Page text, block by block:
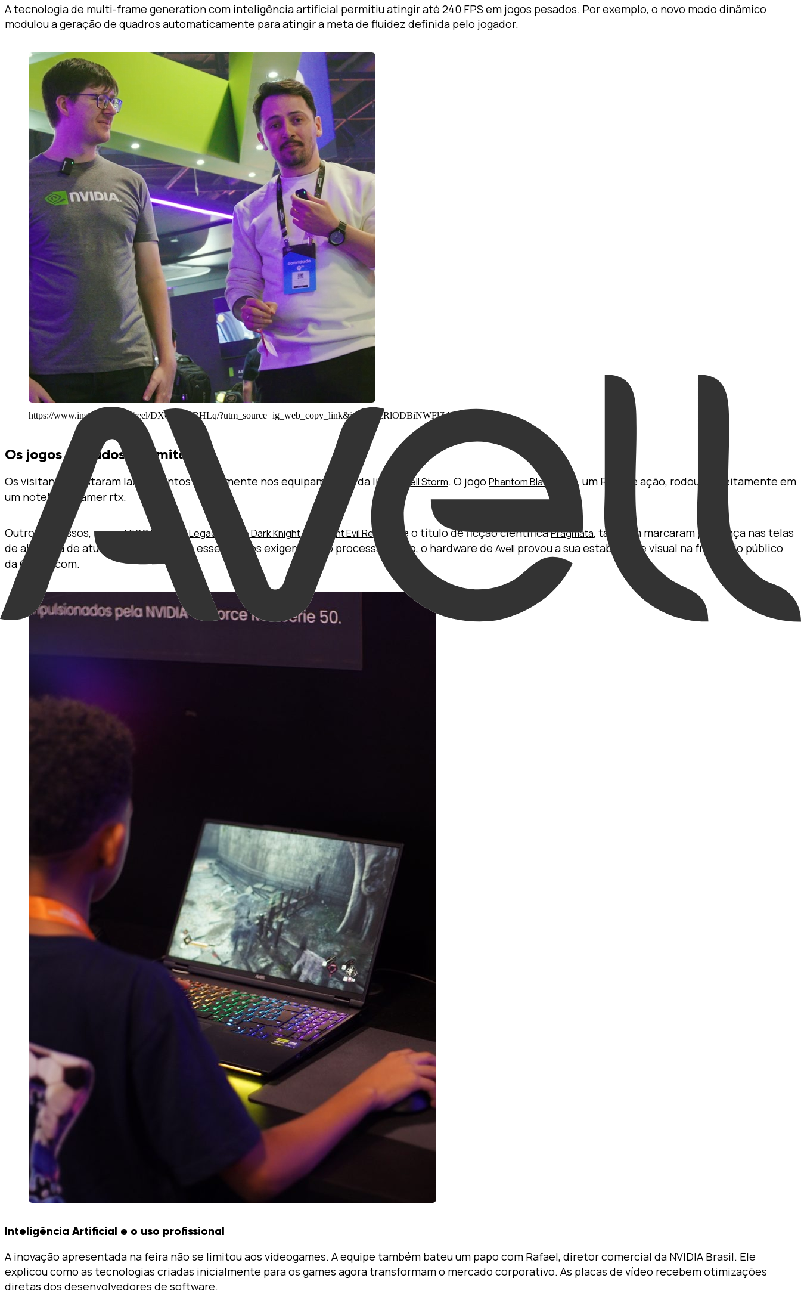
A tecnologia de multi-frame generation com inteligência artificial permitiu atingir até 240 FPS em jogos pesados. Por exemplo, o novo modo dinâmico
modulou a geração de quadros automaticamente para atingir a meta de fluidez definida pelo jogador.
https://www.instagram.com/reel/DX6jMFNBHLq/?utm_source=ig_web_copy_link&igsh=MzRlODBiNWFlZA==
Os jogos testados no limite
Os visitantes testaram lançamentos diretamente nos equipamentos da linha Avell Storm. O jogo Phantom Blade Zero, um RPG de ação, rodou perfeitamente em
um notebook gamer rtx.
Outros sucessos, comoLEGO Batman: Legacy of the Dark Knight, Resident Evil Requiem e o título de ficção científicaPragmata, também marcaram presença nas telas
de alta taxa de atualização. Visto que esses títulos exigem muito processamento, o hardware de Avell provou a sua estabilidade visual na frente do público
da Gamescom.
Inteligência Artificial e o uso profissional
A inovação apresentada na feira não se limitou aos videogames. A equipe também bateu um papo com Rafael, diretor comercial da NVIDIA Brasil. Ele
explicou como as tecnologias criadas inicialmente para os games agora transformam o mercado corporativo. As placas de vídeo recebem otimizações
diretas dos desenvolvedores de software.